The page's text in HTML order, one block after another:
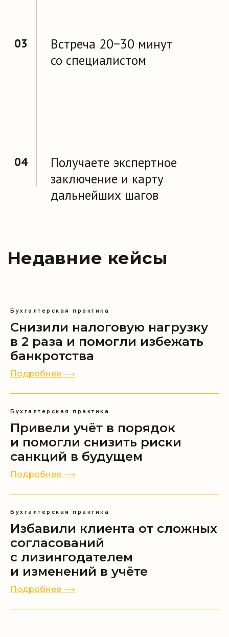
Бухгалтерская практика
Снизили налоговую нагрузку
в 2 раза и помогли избежать
банкротства
Подробнее ⟶
Бухгалтерская практика
Привели учёт в порядок
и помогли снизить риски
санкций в будущем
Подробнее ⟶
Бухгалтерская практика
Избавили клиента от сложных
согласований
с лизингодателем
и изменений в учёте
Подробнее ⟶
+7 (499) 653-67-23